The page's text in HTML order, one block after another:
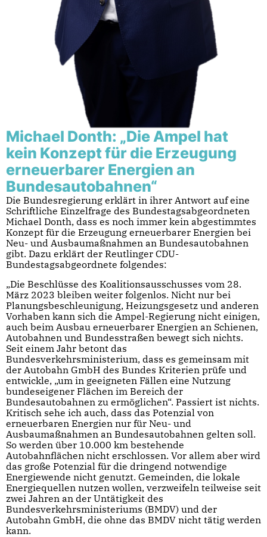
Michael Donth: „Die Ampel hat
kein Konzept für die Erzeugung
erneuerbarer Energien an
Bundesautobahnen“
Die Bundesregierung erklärt in ihrer Antwort auf eine
Schriftliche Einzelfrage des Bundestagsabgeordneten
Michael Donth, dass es noch immer kein abgestimmtes
Konzept für die Erzeugung erneuerbarer Energien bei
Neu- und Ausbaumaßnahmen an Bundesautobahnen
gibt. Dazu erklärt der Reutlinger CDU-
Bundestagsabgeordnete folgendes:
„Die Beschlüsse des Koalitionsausschusses vom 28.
März 2023 bleiben weiter folgenlos. Nicht nur bei
Planungsbeschleunigung, Heizungsgesetz und anderen
Vorhaben kann sich die Ampel-Regierung nicht einigen,
auch beim Ausbau erneuerbarer Energien an Schienen,
Autobahnen und Bundesstraßen bewegt sich nichts.
Seit einem Jahr betont das
Bundesverkehrsministerium, dass es gemeinsam mit
der Autobahn GmbH des Bundes Kriterien prüfe und
entwickle, „um in geeigneten Fällen eine Nutzung
bundeseigener Flächen im Bereich der
Bundesautobahnen zu ermöglichen“. Passiert ist nichts.
Kritisch sehe ich auch, dass das Potenzial von
erneuerbaren Energien nur für Neu- und
Ausbaumaßnahmen an Bundesautobahnen gelten soll.
So werden über 10.000 km bestehende
Autobahnflächen nicht erschlossen. Vor allem aber wird
das große Potenzial für die dringend notwendige
Energiewende nicht genutzt. Gemeinden, die lokale
Energiequellen nutzen wollen, verzweifeln teilweise seit
zwei Jahren an der Untätigkeit des
Bundesverkehrsministeriums (BMDV) und der
Autobahn GmbH, die ohne das BMDV nicht tätig werden
kann.